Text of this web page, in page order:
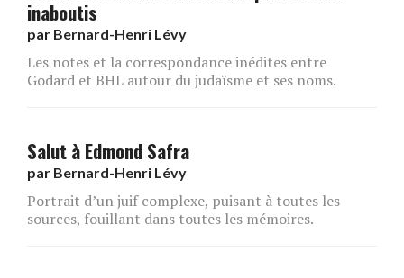
inaboutis
par Bernard-Henri Lévy
Les notes et la correspondance inédites entre
Godard et BHL autour du judaïsme et ses noms.
Salut à Edmond Safra
par Bernard-Henri Lévy
Portrait d’un juif complexe, puisant à toutes les
sources, fouillant dans toutes les mémoires.